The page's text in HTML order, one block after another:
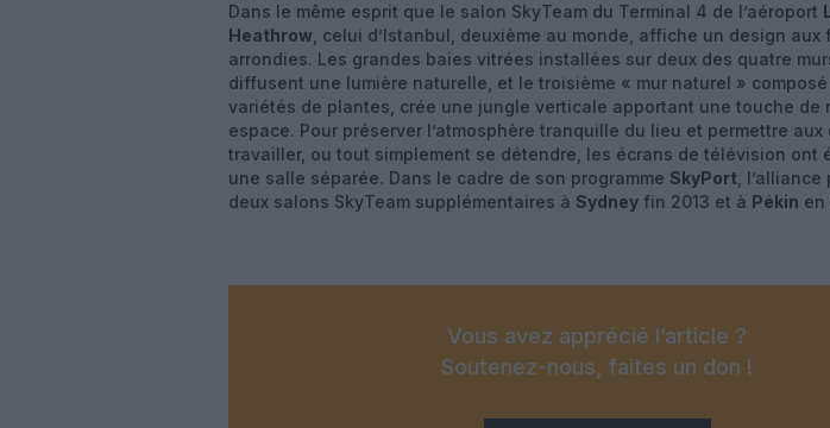
Dans le même esprit que le salon SkyTeam du Terminal 4 de l’aéroport
Heathrow , celui d’Istanbul, deuxième au monde, affiche un design aux
arrondies. Les grandes baies vitrées installées sur deux des quatre
diffusent une lumière naturelle, et le troisième « mur naturel »
variétés de plantes, crée une jungle verticale apportant une touche de
espace. Pour préserver l’atmosphère tranquille du lieu et permettre aux
travailler, ou tout simplement se détendre, les écrans de télévision ont
une salle séparée. Dans le cadre de son programme SkyPort ,
deux salons SkyTeam supplémentaires à Sydney fin 2013 et à Pékin en
Vous avez apprécié l’article ?
Soutenez-nous, faites un don !